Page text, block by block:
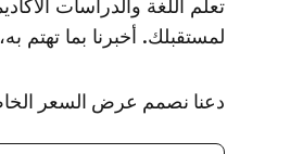
تعلم اللغة والدراسات
لمستقبلك. أخبرنا بما
دعنا نصمم عرض السعر